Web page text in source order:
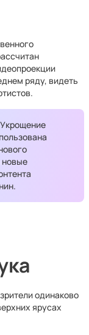
ряду, видеть
новые
одинаково
ярусах